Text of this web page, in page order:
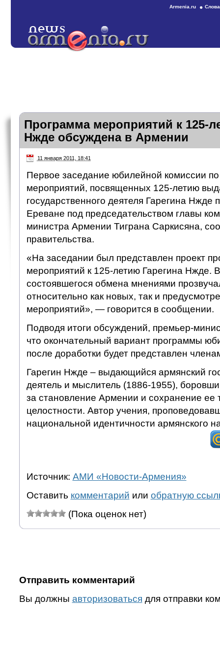
Armenia.ru
Программа мероприятий к 125-
Нжде обсуждена в Армении
11 января 2011, 18:41
Первое заседание юбилейной комиссии по
мероприятий, посвященных 125-летию
государственного деятеля Гарегина Нжде
Ереване под председательством главы
министра Армении Тиграна Саркисяна,
правительства.
«На заседании был представлен проект
мероприятий к 125-летию Гарегина Нжде.
состоявшегося обмена мнениями
относительно как новых, так и
мероприятий», — говорится в сообщении.
Подводя итоги обсуждений, премьер-
что окончательный вариант программы
после доработки будет представлен
Гарегин Нжде – выдающийся армянский
деятель и мыслитель (1886-1955),
за становление Армении и сохранение ее
целостности. Автор учения,
национальной идентичности армянского
Источник: АМИ «Новости-Армения»
Оставить комментарий или обратную
(Пока оценок нет)
Отправить комментарий
Вы должны авторизоваться для отправки